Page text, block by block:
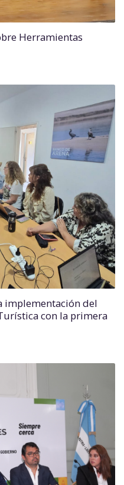
Herramientas
implementación del
con la primera